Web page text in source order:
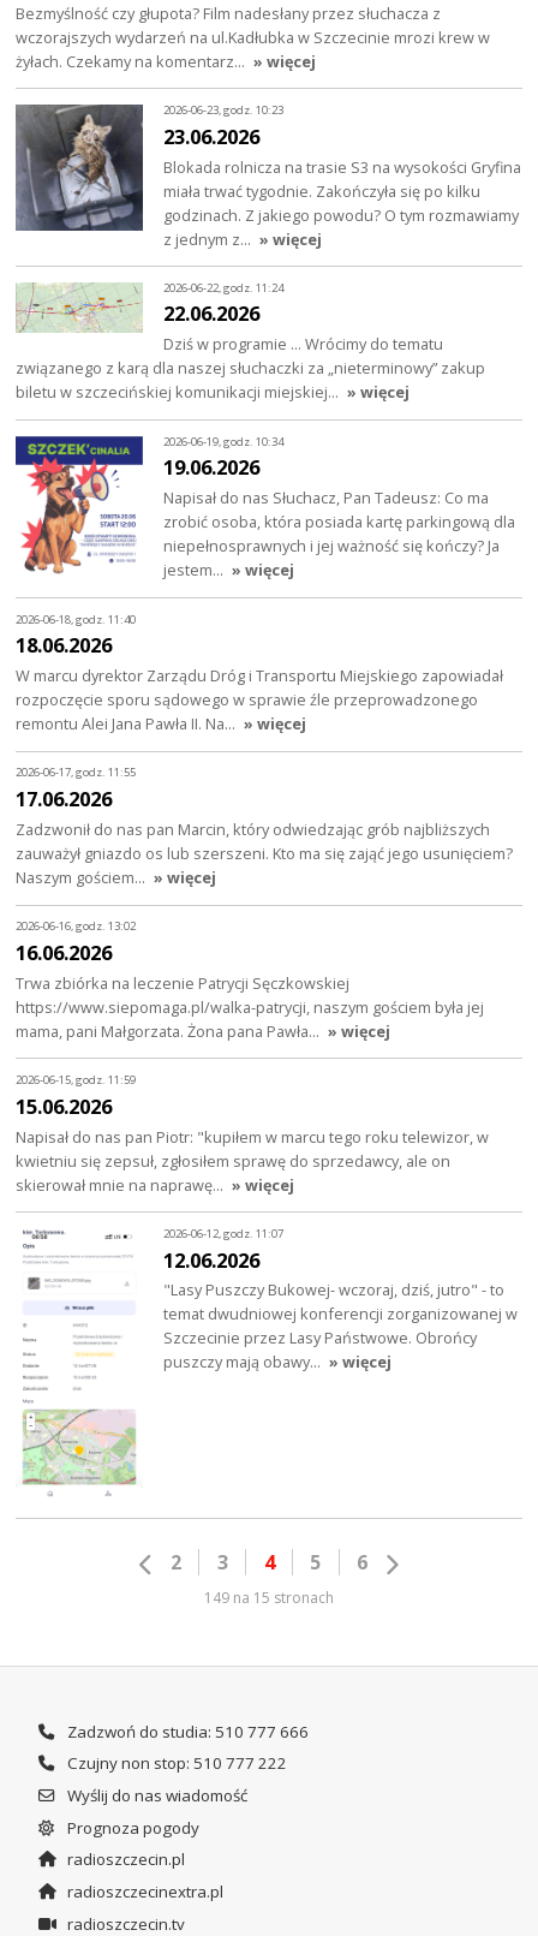
Bezmyślność czy głupota? Film nadesłany przez słuchacza z
wczorajszych wydarzeń na ul.Kadłubka w Szczecinie mrozi krew w
żyłach. Czekamy na komentarz… » więcej
2026-06-23, godz. 10:23
23.06.2026
Blokada rolnicza na trasie S3 na wysokości Gryfina
miała trwać tygodnie. Zakończyła się po kilku
godzinach. Z jakiego powodu? O tym rozmawiamy
z jednym z… » więcej
2026-06-22, godz. 11:24
22.06.2026
Dziś w programie … Wrócimy do tematu
związanego z karą dla naszej słuchaczki za „nieterminowy” zakup
biletu w szczecińskiej komunikacji miejskiej… » więcej
2026-06-19, godz. 10:34
19.06.2026
Napisał do nas Słuchacz, Pan Tadeusz: Co ma
zrobić osoba, która posiada kartę parkingową dla
niepełnosprawnych i jej ważność się kończy? Ja
jestem… » więcej
2026-06-18, godz. 11:40
18.06.2026
W marcu dyrektor Zarządu Dróg i Transportu Miejskiego zapowiadał
rozpoczęcie sporu sądowego w sprawie źle przeprowadzonego
remontu Alei Jana Pawła II. Na… » więcej
2026-06-17, godz. 11:55
17.06.2026
Zadzwonił do nas pan Marcin, który odwiedzając grób najbliższych
zauważył gniazdo os lub szerszeni. Kto ma się zająć jego usunięciem?
Naszym gościem… » więcej
2026-06-16, godz. 13:02
16.06.2026
Trwa zbiórka na leczenie Patrycji Sęczkowskiej
https://www.siepomaga.pl/walka-patrycji, naszym gościem była jej
mama, pani Małgorzata. Żona pana Pawła… » więcej
2026-06-15, godz. 11:59
15.06.2026
Napisał do nas pan Piotr: "kupiłem w marcu tego roku telewizor, w
kwietniu się zepsuł, zgłosiłem sprawę do sprzedawcy, ale on
skierował mnie na naprawę… » więcej
2026-06-12, godz. 11:07
12.06.2026
"Lasy Puszczy Bukowej- wczoraj, dziś, jutro" - to
temat dwudniowej konferencji zorganizowanej w
Szczecinie przez Lasy Państwowe. Obrońcy
puszczy mają obawy… » więcej
2 3 4 5 6
149 na 15 stronach
Zadzwoń do studia: 510 777 666
Czujny non stop: 510 777 222
Wyślij do nas wiadomość
Prognoza pogody
radioszczecin.pl
radioszczecinextra.pl
radioszczecin.tv